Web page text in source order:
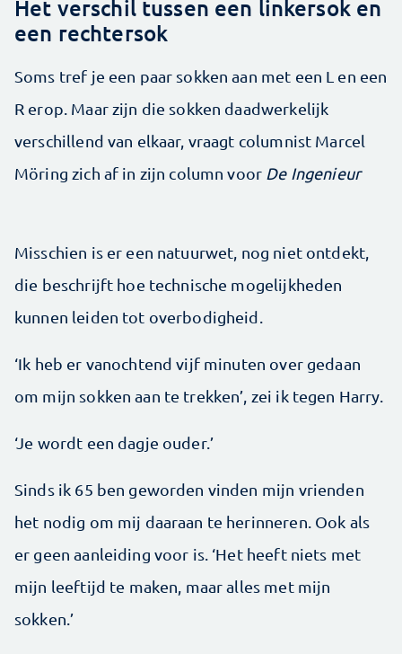
Het verschil tussen een linkersok en
een rechtersok
Soms tref je een paar sokken aan met een L en een
R erop. Maar zijn die sokken daadwerkelijk
verschillend van elkaar, vraagt columnist Marcel
Möring zich af in zijn column voor De Ingenieur
Misschien is er een natuurwet, nog niet ontdekt,
die beschrijft hoe technische mogelijkheden
kunnen leiden tot overbodigheid.
‘Ik heb er vanochtend vijf minuten over gedaan
om mijn sokken aan te trekken’, zei ik tegen Harry.
‘Je wordt een dagje ouder.’
Sinds ik 65 ben geworden vinden mijn vrienden
het nodig om mij daaraan te herinneren. Ook als
er geen aanleiding voor is. ‘Het heeft niets met
mijn leeftijd te maken, maar alles met mijn
sokken.’